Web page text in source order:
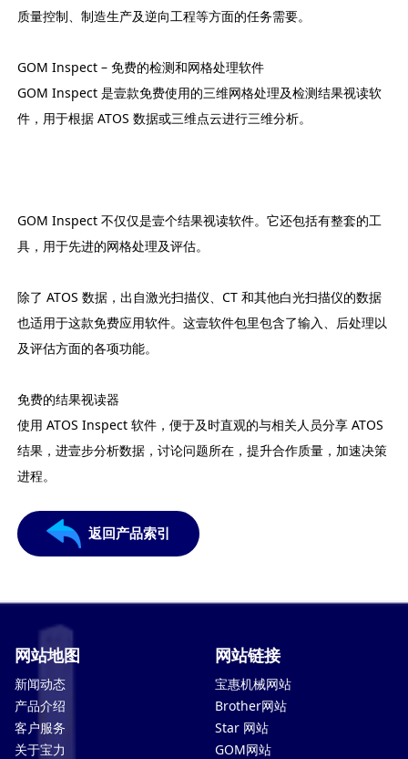
质量控制、制造生产及逆向工程等方面的任务需要。
GOM Inspect – 免费的检测和网格处理软件
GOM Inspect 是壹款免费使用的三维网格处理及检测结果视读软
件，用于根据 ATOS 数据或三维点云进行三维分析。
GOM Inspect 不仅仅是壹个结果视读软件。它还包括有整套的工
具，用于先进的网格处理及评估。
除了 ATOS 数据，出自激光扫描仪、CT 和其他白光扫描仪的数据
也适用于这款免费应用软件。这壹软件包里包含了输入、后处理以
及评估方面的各项功能。
免费的结果视读器
使用 ATOS Inspect 软件，便于及时直观的与相关人员分享 ATOS
结果，进壹步分析数据，讨论问题所在，提升合作质量，加速决策
进程。
返回产品索引
网站地图
新闻动态
产品介绍
客户服务
关于宝力
网站链接
宝惠机械网站
Brother网站
Star 网站
GOM网站